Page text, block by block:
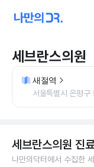
세브란스의원
새절역
서울특별시 은평구
세브란스의원 진
나만의닥터에서 수집한